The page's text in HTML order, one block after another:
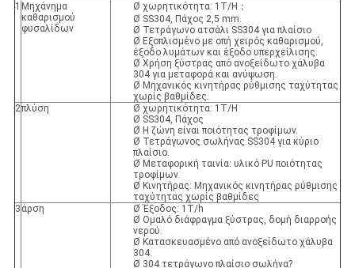
1 Μηχάνημα
καθαρισμού
φυσαλίδων
Ø χωρητικότητα: 1T/H；
Ø SS304, Πάχος 2,5 mm.
Ø Τετράγωνο ατσάλι SS304 για πλαίσιο
Ø Εξοπλισμένο με οπή χειρός καθαρισμού,
έξοδο λυμάτων και έξοδο υπερχείλισης.
Ø Χρήση ξύστρας από ανοξείδωτο χάλυβα
304 για μεταφορά και ανύψωση.
Ø Μηχανικός κινητήρας ρύθμισης ταχύτητας
χωρίς βαθμίδες.
2πλύση
Ø χωρητικότητα: 1T/H
Ø SS304, Πάχος
Ø Η ζώνη είναι ποιότητας τροφίμων.
Ø Τετράγωνος σωλήνας SS304 για κύριο
πλαίσιο.
Ø Μεταφορική ταινία: υλικό PU ποιότητας
τροφίμων.
Ø Κινητήρας: Μηχανικός κινητήρας ρύθμισης
ταχύτητας χωρίς βαθμίδες
3 άρση
Ø Έξοδος: 1T/h
Ø Ομαλό διάφραγμα ξύστρας, δομή διαρροής
νερού.
Ø Κατασκευασμένο από ανοξείδωτο χάλυβα
304.
Ø 304 τετράγωνο πλαίσιο σωλήνα?